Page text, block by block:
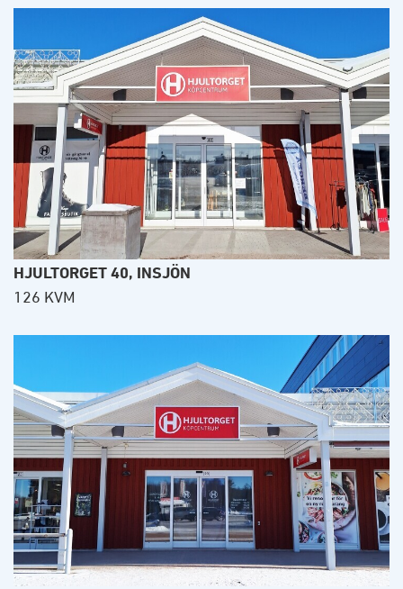
HJULTORGET 40, INSJÖN
126 KVM